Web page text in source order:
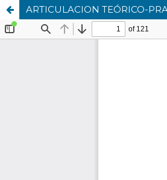
ARTICULACION TEÓRICO-